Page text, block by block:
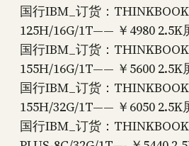
国行IBM_订货：
125H/16G/1T—— ￥4980 2.5K
国行IBM_订货：
155H/16G/1T—— ￥5600 2.5K
国行IBM_订货：
155H/32G/1T—— ￥6050 2.5K
国行IBM_订货：